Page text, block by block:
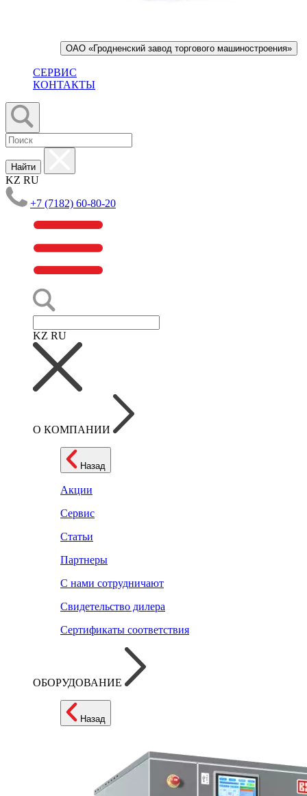
ОАО «Гродненский завод торгового машиностроения»
СЕРВИС
КОНТАКТЫ
Найти
KZ RU
+7 (7182) 60-80-20
KZ RU
О КОМПАНИИ
Назад
Акции
Сервис
Статьи
Партнеры
С нами сотрудничают
Свидетельство дилера
Сертификаты соответствия
ОБОРУДОВАНИЕ
Назад